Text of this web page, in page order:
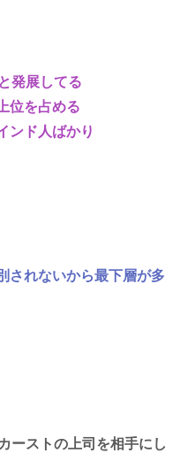
発展してる
位を占める
ンド人ばかり
されないから最下層が多
ーストの上司を相手にし